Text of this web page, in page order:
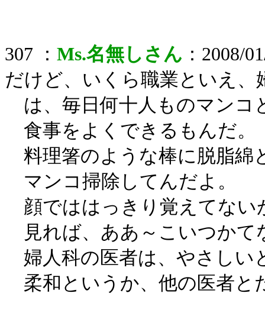
307 ： Ms.名無しさん ：2008/
だけど、いくら職業といえ、
は、毎日何十人ものマンコ
食事をよくできるもんだ。
料理箸のような棒に脱脂綿
マンコ掃除してんだよ。
顔でははっきり覚えてない
見れば、ああ～こいつかて
婦人科の医者は、やさしい
柔和というか、他の医者と